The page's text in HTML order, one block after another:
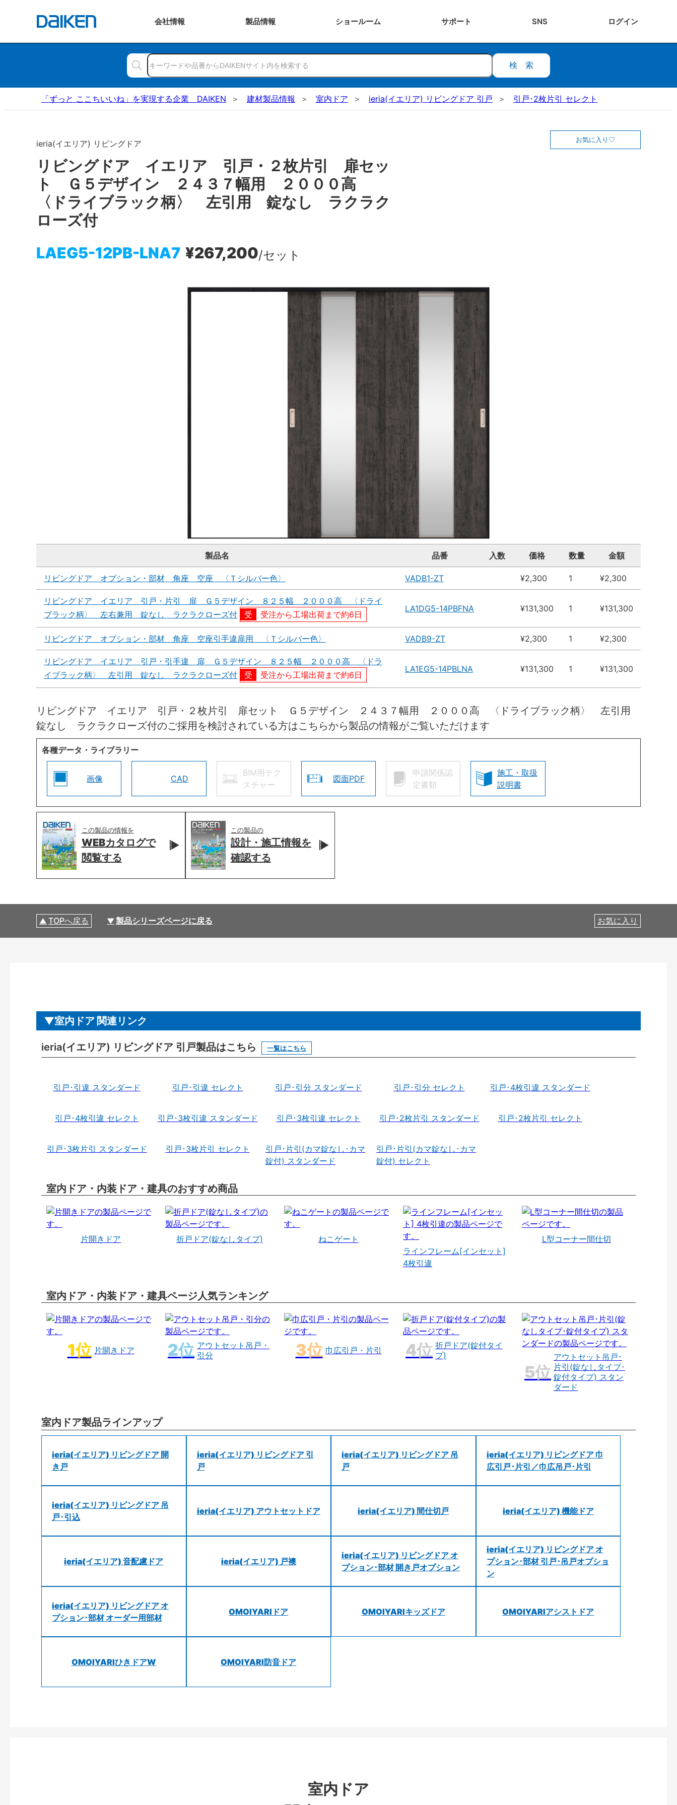
会社情報 製品情報 ショールーム サポート SNS ログイン
検索
「ずっと ここちいいね」を実現する企業 DAIKEN 建材製品情報 室内ドア ieria(イエリア) リビングドア 引戸 引戸･2枚片引 セレクト
ieria(イエリア) リビングドア
リビングドア イエリア 引戸・２枚片引 扉セッ
ト Ｇ５デザイン ２４３７幅用 ２０００高
〈ドライブラック柄〉 左引用 錠なし ラクラク
ローズ付
LAEG5-12PB-LNA7 ¥267,200/セット
お気に入り
製品名 品番 入数 価格 数量 金額
リビングドア オプション・部材 角座 空座 〈Ｔシルバー色〉 VADB1-ZT ¥2,300 1 ¥2,300
リビングドア イエリア 引戸・片引 扉 Ｇ５デザイン ８２５幅 ２０００高 〈ドライ
ブラック柄〉 左右兼用 錠なし ラクラクローズ付
受注から工場出荷まで約6日
LA1DG5-14PBFNA ¥131,300 1 ¥131,300
リビングドア オプション・部材 角座 空座引手違扉用 〈Ｔシルバー色〉 VADB9-ZT ¥2,300 1 ¥2,300
リビングドア イエリア 引戸・引手違 扉 Ｇ５デザイン ８２５幅 ２０００高 〈ドラ
イブラック柄〉 左引用 錠なし ラクラクローズ付
受注から工場出荷まで約6日
LA1EG5-14PBLNA ¥131,300 1 ¥131,300
リビングドア イエリア 引戸・２枚片引 扉セット Ｇ５デザイン ２４３７幅用 ２０００高 〈ドライブラック柄〉 左引用
錠なし ラクラクローズ付のご採用を検討されている方はこちらから製品の情報がご覧いただけます
各種データ・ライブラリー
画像 CAD
BIM用テク
スチャー
図面PDF
申請関係認
定書類
施工・取扱
説明書
この製品の情報を
WEBカタログで
閲覧する
この製品の
設計・施工情報を
確認する
TOPへ戻る 製品シリーズページに戻る お気に入り
室内ドア 関連リンク
ieria(イエリア) リビングドア 引戸製品はこちら 一覧はこちら
引戸･引違 スタンダード 引戸･引違 セレクト 引戸･引分 スタンダード 引戸･引分 セレクト 引戸･4枚引違 スタンダード
引戸･4枚引違 セレクト 引戸･3枚引違 スタンダード 引戸･3枚引違 セレクト 引戸･2枚片引 スタンダード 引戸･2枚片引 セレクト
引戸･3枚片引 スタンダード 引戸･3枚片引 セレクト
引戸･片引(カマ錠なし･カマ
錠付) スタンダード
引戸･片引(カマ錠なし･カマ
錠付) セレクト
室内ドア・内装ドア・建具のおすすめ商品
片開きドア 折戸ドア(錠なしタイプ)
ねこゲート
ラインフレーム[インセット]
4枚引違
L型コーナー間仕切
室内ドア・内装ドア・建具ページ人気ランキング
片開きドア
アウトセット吊戸・
引分
巾広引戸・片引
折戸ドア(錠付タイ
プ)
アウトセット吊戸･
片引(錠なしタイプ･
錠付タイプ) スタン
ダード
室内ドア製品ラインアップ
ieria(イエリア) リビングドア 開
き戸
ieria(イエリア) リビングドア 引
戸
ieria(イエリア) リビングドア 吊
戸
ieria(イエリア) リビングドア 巾
広引戸･片引／巾広吊戸･片引
ieria(イエリア) リビングドア 吊
戸･引込
ieria(イエリア) アウトセットドア ieria(イエリア) 間仕切戸 ieria(イエリア) 機能ドア
ieria(イエリア) 音配慮ドア ieria(イエリア) 戸襖
ieria(イエリア) リビングドア オ
プション･部材 開き戸オプション
ieria(イエリア) リビングドア オ
プション･部材 引戸･吊戸オプショ
ン
ieria(イエリア) リビングドア オ
プション･部材 オーダー用部材
OMOIYARIドア OMOIYARIキッズドア OMOIYARIアシストドア
OMOIYARIひきドアW OMOIYARI防音ドア
室内ドア